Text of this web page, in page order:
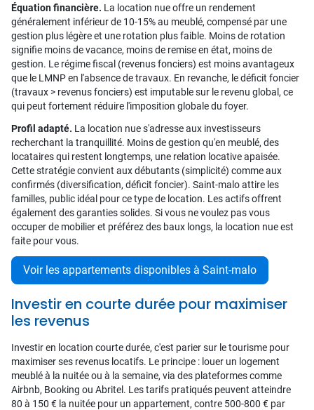
Équation financière. La location nue offre un rendement
généralement inférieur de 10-15% au meublé, compensé par une
gestion plus légère et une rotation plus faible. Moins de rotation
signifie moins de vacance, moins de remise en état, moins de
gestion. Le régime fiscal (revenus fonciers) est moins avantageux
que le LMNP en l'absence de travaux. En revanche, le déficit foncier
(travaux > revenus fonciers) est imputable sur le revenu global, ce
qui peut fortement réduire l'imposition globale du foyer.
Profil adapté. La location nue s'adresse aux investisseurs
recherchant la tranquillité. Moins de gestion qu'en meublé, des
locataires qui restent longtemps, une relation locative apaisée.
Cette stratégie convient aux débutants (simplicité) comme aux
confirmés (diversification, déficit foncier). Saint-malo attire les
familles, public idéal pour ce type de location. Les actifs offrent
également des garanties solides. Si vous ne voulez pas vous
occuper de mobilier et préférez des baux longs, la location nue est
faite pour vous.
Voir les appartements disponibles à Saint-malo
Investir en courte durée pour maximiser
les revenus
Investir en location courte durée, c'est parier sur le tourisme pour
maximiser ses revenus locatifs. Le principe : louer un logement
meublé à la nuitée ou à la semaine, via des plateformes comme
Airbnb, Booking ou Abritel. Les tarifs pratiqués peuvent atteindre
80 à 150 € la nuitée pour un appartement, contre 500-800 € par